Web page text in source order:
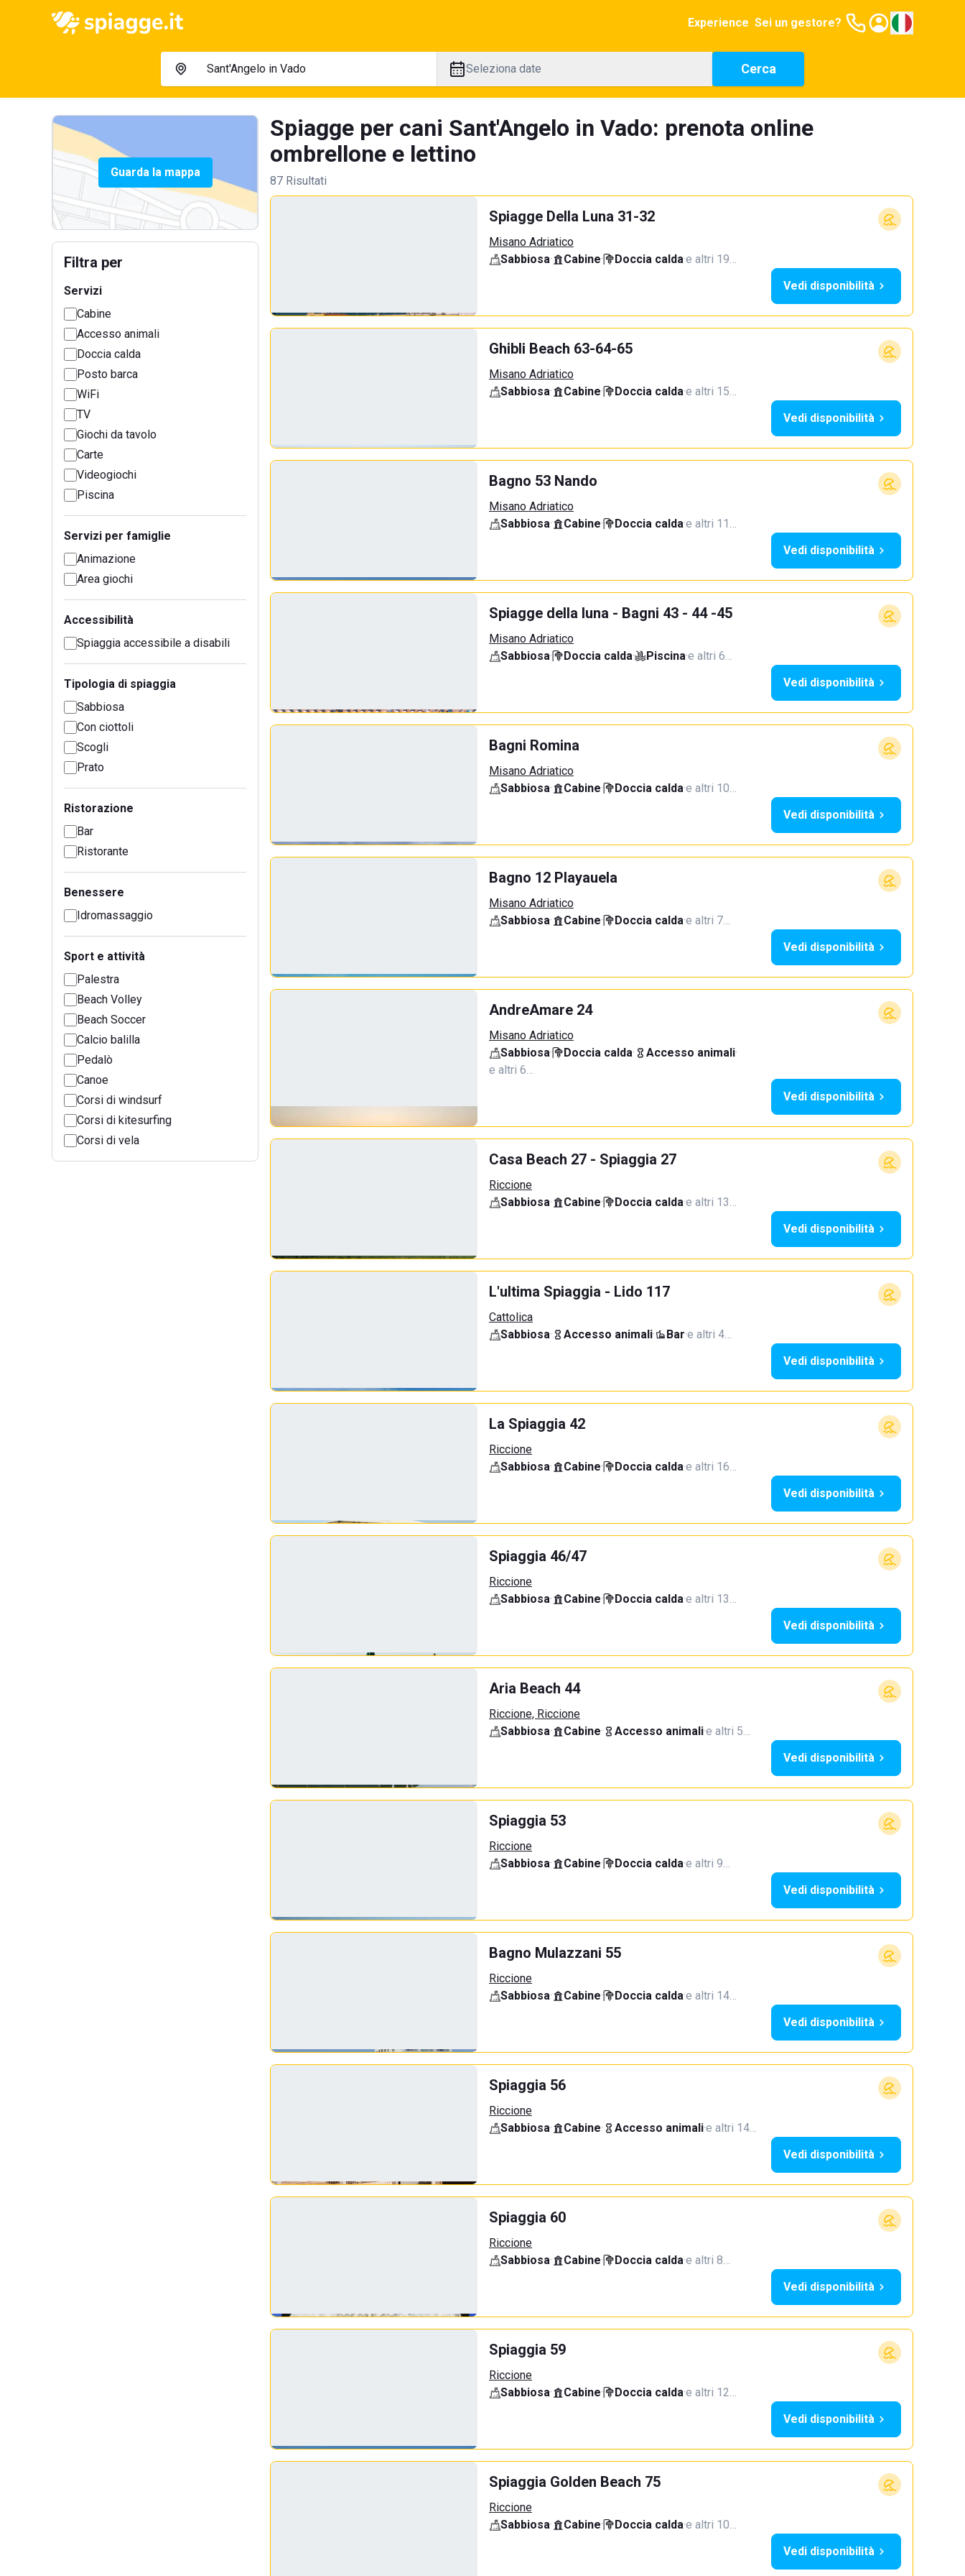
Experience Sei un gestore?
Seleziona date Cerca
Guarda la mappa
Filtra per
Servizi
Cabine
Accesso animali
Doccia calda
Posto barca
WiFi
TV
Giochi da tavolo
Carte
Videogiochi
Piscina
Servizi per famiglie
Animazione
Area giochi
Accessibilità
Spiaggia accessibile a disabili
Tipologia di spiaggia
Sabbiosa
Con ciottoli
Scogli
Prato
Ristorazione
Bar
Ristorante
Benessere
Idromassaggio
Sport e attività
Palestra
Beach Volley
Beach Soccer
Calcio balilla
Pedalò
Canoe
Corsi di windsurf
Corsi di kitesurfing
Corsi di vela
Spiagge per cani Sant'Angelo in Vado: prenota online
ombrellone e lettino
87 Risultati
Spiagge Della Luna 31-32
Misano Adriatico
Sabbiosa· Cabine· Doccia calda·e altri 19…
Vedi disponibilità
Ghibli Beach 63-64-65
Misano Adriatico
Sabbiosa· Cabine· Doccia calda·e altri 15…
Vedi disponibilità
Bagno 53 Nando
Misano Adriatico
Sabbiosa· Cabine· Doccia calda·e altri 11…
Vedi disponibilità
Spiagge della luna - Bagni 43 - 44 -45
Misano Adriatico
Sabbiosa· Doccia calda· Piscina·e altri 6…
Vedi disponibilità
Bagni Romina
Misano Adriatico
Sabbiosa· Cabine· Doccia calda·e altri 10…
Vedi disponibilità
Bagno 12 Playauela
Misano Adriatico
Sabbiosa· Cabine· Doccia calda·e altri 7…
Vedi disponibilità
AndreAmare 24
Misano Adriatico
Sabbiosa· Doccia calda· Accesso animali·
e altri 6…
Vedi disponibilità
Casa Beach 27 - Spiaggia 27
Riccione
Sabbiosa· Cabine· Doccia calda·e altri 13…
Vedi disponibilità
L'ultima Spiaggia - Lido 117
Cattolica
Sabbiosa· Accesso animali· Bar·e altri 4…
Vedi disponibilità
La Spiaggia 42
Riccione
Sabbiosa· Cabine· Doccia calda·e altri 16…
Vedi disponibilità
Spiaggia 46/47
Riccione
Sabbiosa· Cabine· Doccia calda·e altri 13…
Vedi disponibilità
Aria Beach 44
Riccione, Riccione
Sabbiosa· Cabine· Accesso animali·e altri 5…
Vedi disponibilità
Spiaggia 53
Riccione
Sabbiosa· Cabine· Doccia calda·e altri 9…
Vedi disponibilità
Bagno Mulazzani 55
Riccione
Sabbiosa· Cabine· Doccia calda·e altri 14…
Vedi disponibilità
Spiaggia 56
Riccione
Sabbiosa· Cabine· Accesso animali·e altri 14…
Vedi disponibilità
Spiaggia 60
Riccione
Sabbiosa· Cabine· Doccia calda·e altri 8…
Vedi disponibilità
Spiaggia 59
Riccione
Sabbiosa· Cabine· Doccia calda·e altri 12…
Vedi disponibilità
Spiaggia Golden Beach 75
Riccione
Sabbiosa· Cabine· Doccia calda·e altri 10…
Vedi disponibilità